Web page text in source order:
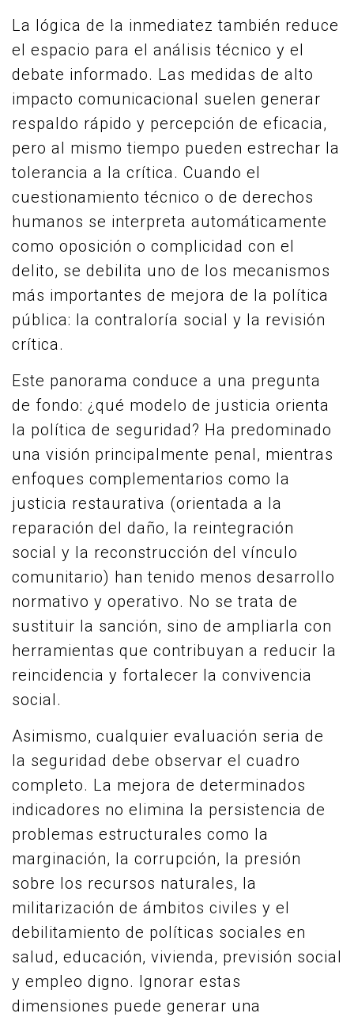
La lógica de la inmediatez también reduce
el espacio para el análisis técnico y el
debate informado. Las medidas de alto
impacto comunicacional suelen generar
respaldo rápido y percepción de eficacia,
pero al mismo tiempo pueden estrechar la
tolerancia a la crítica. Cuando el
cuestionamiento técnico o de derechos
humanos se interpreta automáticamente
como oposición o complicidad con el
delito, se debilita uno de los mecanismos
más importantes de mejora de la política
pública: la contraloría social y la revisión
crítica.
Este panorama conduce a una pregunta
de fondo: ¿qué modelo de justicia orienta
la política de seguridad? Ha predominado
una visión principalmente penal, mientras
enfoques complementarios como la
justicia restaurativa (orientada a la
reparación del daño, la reintegración
social y la reconstrucción del vínculo
comunitario) han tenido menos desarrollo
normativo y operativo. No se trata de
sustituir la sanción, sino de ampliarla con
herramientas que contribuyan a reducir la
reincidencia y fortalecer la convivencia
social.
Asimismo, cualquier evaluación seria de
la seguridad debe observar el cuadro
completo. La mejora de determinados
indicadores no elimina la persistencia de
problemas estructurales como la
marginación, la corrupción, la presión
sobre los recursos naturales, la
militarización de ámbitos civiles y el
debilitamiento de políticas sociales en
salud, educación, vivienda, previsión social
y empleo digno. Ignorar estas
dimensiones puede generar una